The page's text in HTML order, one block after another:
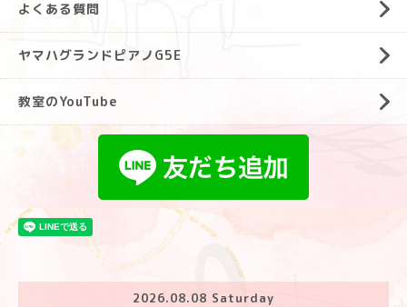
よくある質問
ヤマハグランドピアノG5E
教室のYouTube
2026.08.08 Saturday